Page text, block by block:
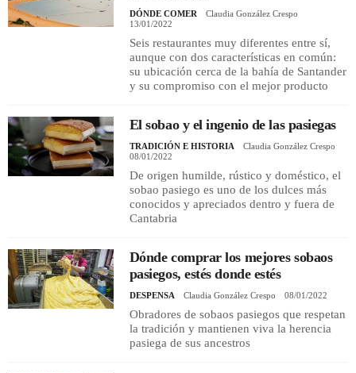
DÓNDE COMER
Claudia González Crespo
13/01/2022
Seis restaurantes muy diferentes entre sí,
aunque con dos características en común:
su ubicación cerca de la bahía de Santander
y su compromiso con el mejor producto
El sobao y el ingenio de las pasiegas
TRADICIÓN E HISTORIA
Claudia González Crespo
08/01/2022
De origen humilde, rústico y doméstico, el
sobao pasiego es uno de los dulces más
conocidos y apreciados dentro y fuera de
Cantabria
Dónde comprar los mejores sobaos
pasiegos, estés donde estés
DESPENSA Claudia González Crespo 08/01/2022
Obradores de sobaos pasiegos que respetan
la tradición y mantienen viva la herencia
pasiega de sus ancestros